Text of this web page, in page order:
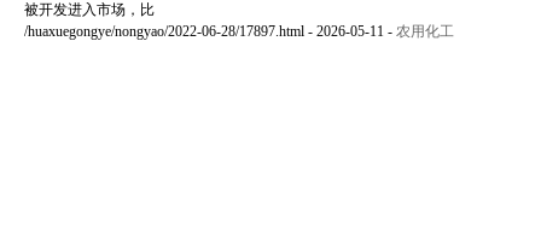
被开发进入市场，比
/huaxuegongye/nongyao/2022-06-28/17897.html - 2026-05-11 - 农用化工